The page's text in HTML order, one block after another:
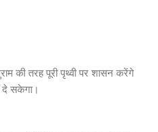
की तरह पूरी पृथ्वी पर शासन करेंगे
दे सकेगा।